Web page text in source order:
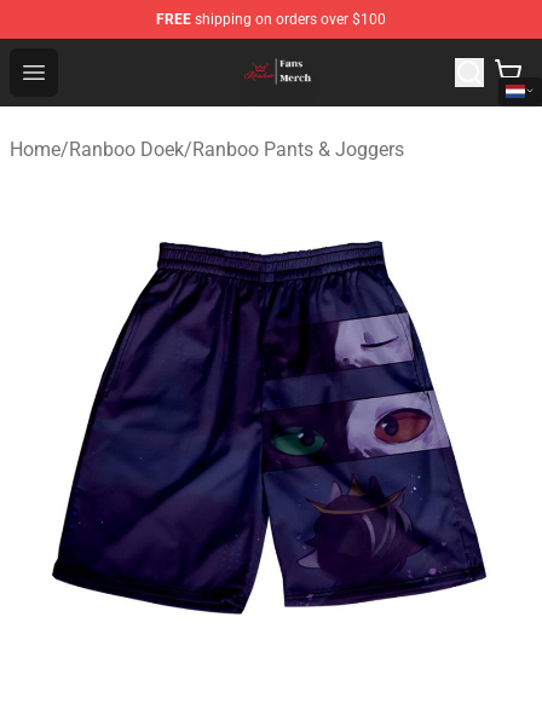
FREE shipping on orders over $100
Open menu
Ranboo Shop - Official Ranboo Merchandise Store
Home/Ranboo Doek/Ranboo Pants & Joggers